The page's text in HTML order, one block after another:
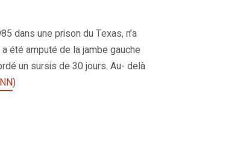
dans une prison du Texas, n’a
été amputé de la jambe gauche
un sursis de 30 jours. Au- delà
)